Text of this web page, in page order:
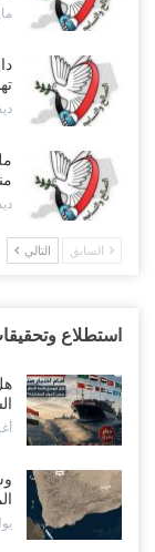
السابق التالي
استطلاع